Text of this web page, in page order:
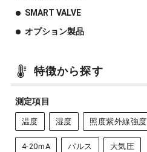
SMART VALVE
オプション製品
特徴から探す
測定項目
温度 湿度 照度紫外線強度
4-20mA パルス 大気圧